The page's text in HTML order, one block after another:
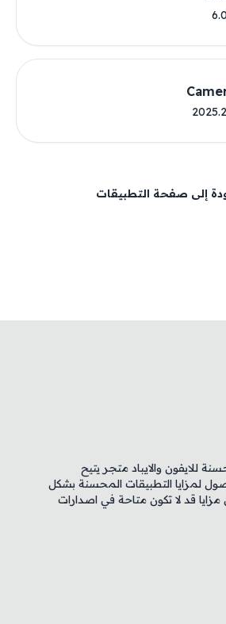
إلى صفحة التطبيقات
للايفون والايباد متجر يتيح
لمزايا التطبيقات المحسنة بشكل
قد لا تكون متاحة في اصدارات